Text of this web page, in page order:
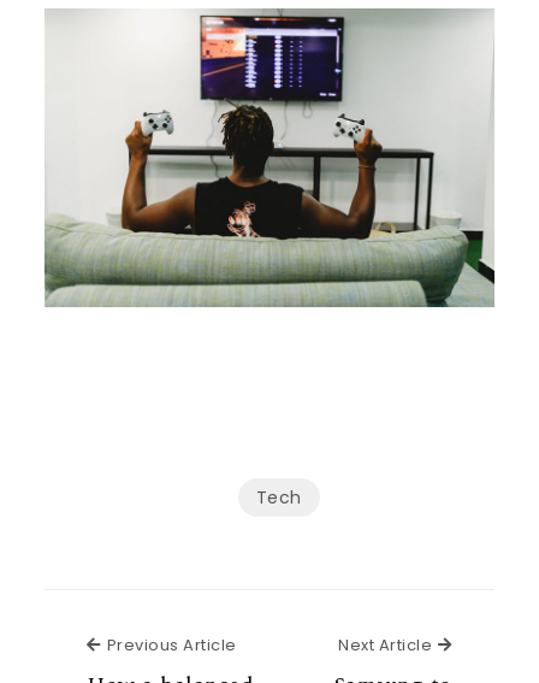
Tech
Previous Article Previous ArticleNext Article Next